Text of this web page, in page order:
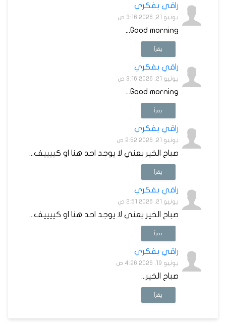
راقي بفكري
يونيو 21, 2026 3:16 ص
Good morning...
يقرأ
راقي بفكري
يونيو 21, 2026 3:16 ص
Good morning...
يقرأ
راقي بفكري
يونيو 21, 2026 2:52 ص
صباح الخير يعني لا يوجد احد هنا او كييييف...
يقرأ
راقي بفكري
يونيو 21, 2026 2:51 ص
صباح الخير يعني لا يوجد احد هنا او كييييف...
يقرأ
راقي بفكري
يونيو 19, 2026 4:26 ص
صباح الخير...
يقرأ